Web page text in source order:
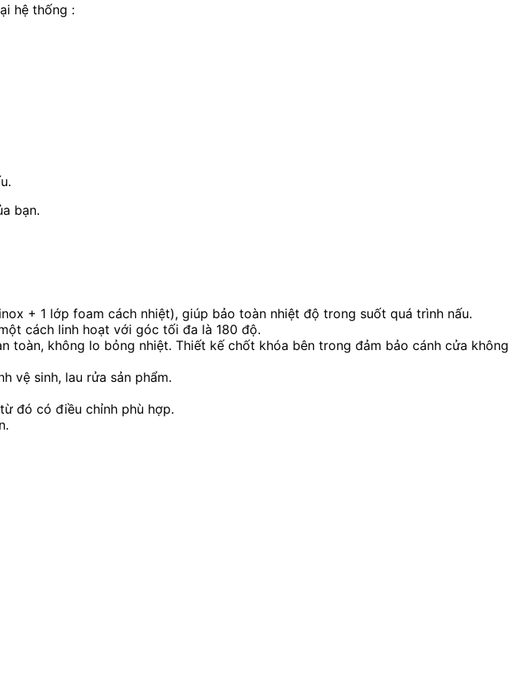
hệ thống :
bạn.
+ 1 lớp foam cách nhiệt), giúp bảo toàn nhiệt độ trong suốt quá trình nấu.
cách linh hoạt với góc tối đa là 180 độ.
không lo bỏng nhiệt. Thiết kế chốt khóa bên trong đảm bảo cánh cửa không
vệ sinh, lau rửa sản phẩm.
đó có điều chỉnh phù hợp.